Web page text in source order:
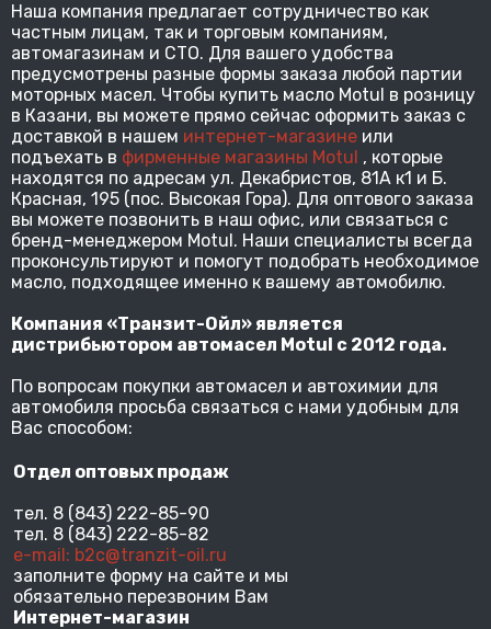
Наша компания предлагает сотрудничество как
частным лицам, так и торговым компаниям,
автомагазинам и СТО. Для вашего удобства
предусмотрены разные формы заказа любой партии
моторных масел. Чтобы купить масло Motul в розницу
в Казани, вы можете прямо сейчас оформить заказ с
доставкой в нашем интернет-магазине или
подъехать в фирменные магазины Motul , которые
находятся по адресам ул. Декабристов, 81А к1 и Б.
Красная, 195 (пос. Высокая Гора). Для оптового заказа
вы можете позвонить в наш офис, или связаться с
бренд-менеджером Motul. Наши специалисты всегда
проконсультируют и помогут подобрать необходимое
масло, подходящее именно к вашему автомобилю.
Компания «Транзит-Ойл» является
дистрибьютором автомасел Motul с 2012 года.
По вопросам покупки автомасел и автохимии для
автомобиля просьба связаться с нами удобным для
Вас способом:
Отдел оптовых продаж
тел. 8 (843) 222-85-90
тел. 8 (843) 222-85-82
e-mail: b2c@tranzit-oil.ru
заполните форму на сайте и мы
обязательно перезвоним Вам
Интернет-магазин